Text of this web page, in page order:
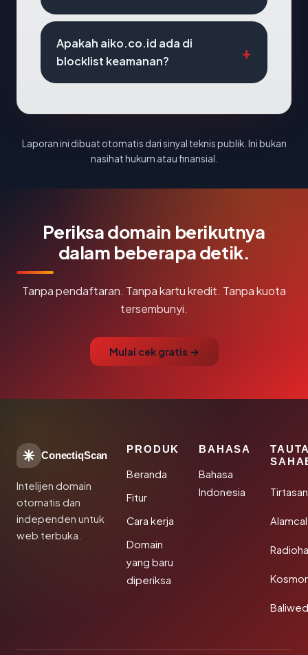
Apakah aiko.co.id ada di
blocklist keamanan?
Laporan ini dibuat otomatis dari sinyal teknis publik. Ini bukan
nasihat hukum atau finansial.
Periksa domain berikutnya
dalam beberapa detik.
Tanpa pendaftaran. Tanpa kartu kredit. Tanpa kuota
tersembunyi.
Mulai cek gratis →
ConectiqScan
Intelijen domain
otomatis dan
independen untuk
web terbuka.
PRODUK
Beranda
Fitur
Cara kerja
Domain
yang baru
diperiksa
BAHASA
Bahasa
Indonesia